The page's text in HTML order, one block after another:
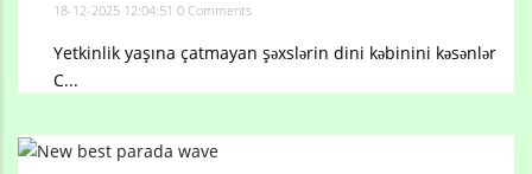
18-12-2025 12:04:51 0 Comments
Yetkinlik yaşına çatmayan şəxslərin dini kəbinini kəsənlər
C...